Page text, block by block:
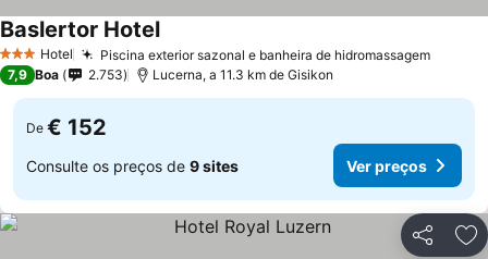
3 EstrelasHotel Piscina exterior sazonal e banheira de hidromassagemVer
Baslertor HotelVer preços
7,9 Boa 2.753 Lucerna, a 11.3 km de Gisikon
De € 152
Consulte os preços de 9 sites Ver preços
Partilhar